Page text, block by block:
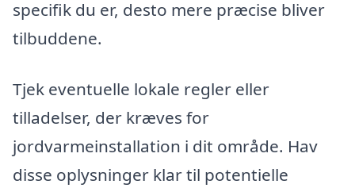
specifik du er, desto mere præcise bliver
tilbuddene.
Tjek eventuelle lokale regler eller
tilladelser, der kræves for
jordvarmeinstallation i dit område. Hav
disse oplysninger klar til potentielle